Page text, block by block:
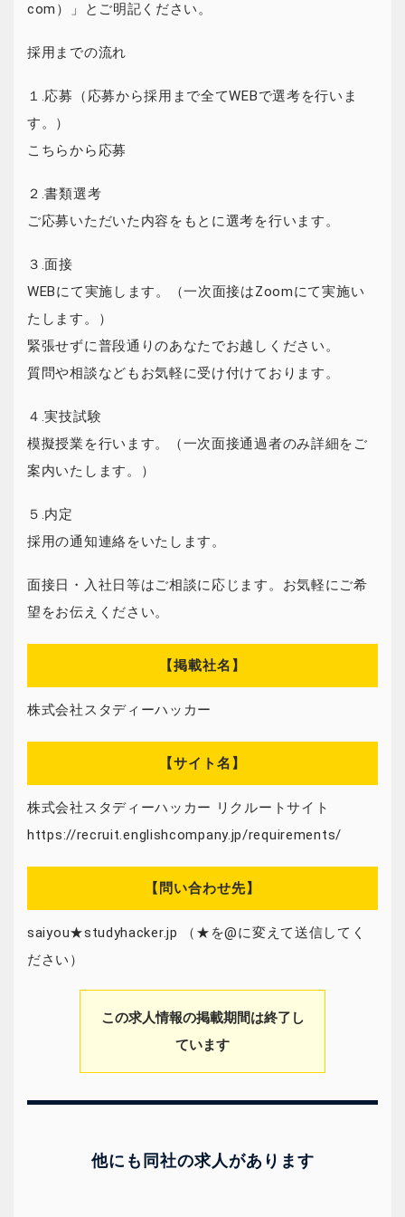
com）」とご明記ください。
採用までの流れ
１.応募（応募から採用まで全てWEBで選考を行いま
す。）
こちらから応募
２.書類選考
ご応募いただいた内容をもとに選考を行います。
３.面接
WEBにて実施します。（一次面接はZoomにて実施い
たします。）
緊張せずに普段通りのあなたでお越しください。
質問や相談などもお気軽に受け付けております。
４.実技試験
模擬授業を行います。（一次面接通過者のみ詳細をご
案内いたします。）
５.内定
採用の通知連絡をいたします。
面接日・入社日等はご相談に応じます。お気軽にご希
望をお伝えください。
【掲載社名】
株式会社スタディーハッカー
【サイト名】
株式会社スタディーハッカー リクルートサイト
https://recruit.englishcompany.jp/requirements/
【問い合わせ先】
saiyou★studyhacker.jp （★を@に変えて送信してく
ださい）
この求人情報の掲載期間は終了し
ています
他にも同社の求人があります